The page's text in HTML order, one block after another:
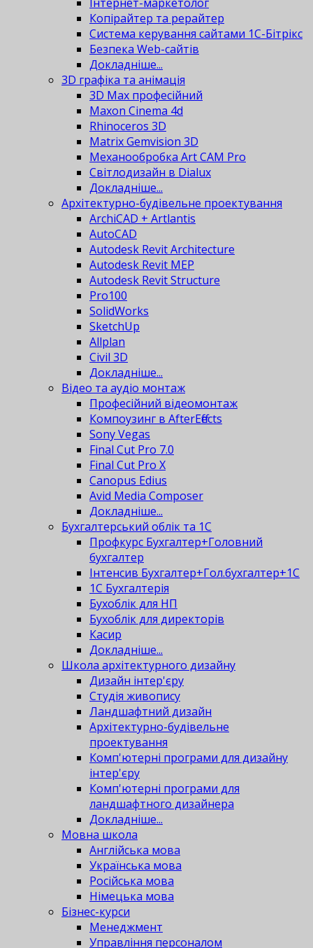
Інтернет-маркетолог
Копірайтер та рерайтер
Система керування сайтами 1С-Бітрікс
Безпека Web-сайтів
Докладніше...
3D графіка та анімація
3D Max професійний
Maxon Cinema 4d
Rhinoceros 3D
Matrix Gemvision 3D
Механообробка Art CAM Pro
Світлодизайн в Dialux
Докладніше...
Архітектурно-будівельне проектування
ArchiCAD + Artlantis
AutoCAD
Autodesk Revit Architecture
Autodesk Revit MEP
Autodesk Revit Structure
Pro100
SolidWorks
SketchUp
Allplan
Civil 3D
Докладніше...
Відео та аудіо монтаж
Професійний відеомонтаж
Компоузинг в AfterEffects
Sony Vegas
Final Cut Pro 7.0
Final Cut Pro X
Canopus Edius
Avid Media Composer
Докладніше...
Бухгалтерський облік та 1С
Профкурс Бухгалтер+Головний
бухгалтер
Інтенсив Бухгалтер+Гол.бухгалтер+1С
1С Бухгалтерія
Бухоблік для НП
Бухоблік для директорів
Касир
Докладніше...
Школа архітектурного дизайну
Дизайн інтер'єру
Студія живопису
Ландшафтний дизайн
Архітектурно-будівельне
проектування
Комп'ютерні програми для дизайну
інтер'єру
Комп'ютерні програми для
ландшафтного дизайнера
Докладніше...
Мовна школа
Англійська мова
Українська мова
Російська мова
Німецька мова
Бізнес-курси
Менеджмент
Управління персоналом